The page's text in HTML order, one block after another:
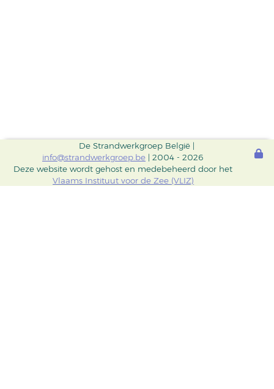
De Strandwerkgroep België |
info@strandwerkgroep.be | 2004 - 2026
Deze website wordt gehost en medebeheerd door het
Vlaams Instituut voor de Zee (VLIZ)